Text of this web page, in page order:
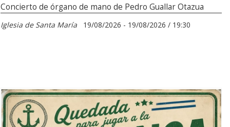
Concierto de órgano de mano de Pedro Guallar Otazua
Iglesia de Santa María 19/08/2026 - 19/08/2026 / 19:30